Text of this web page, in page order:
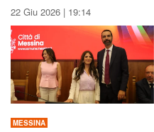
22 Giu 2026 | 19:14
MESSINA